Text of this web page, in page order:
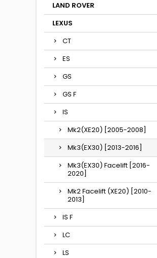
LAND ROVER
LEXUS
CT
ES
GS
GS F
IS
Mk2(XE20) [2005-2008]
Mk3(EX30) [2013-2016]
Mk3(EX30) Facelift [2016-
2020]
Mk2 Facelift (XE20) [2010-
2013]
IS F
LC
LS